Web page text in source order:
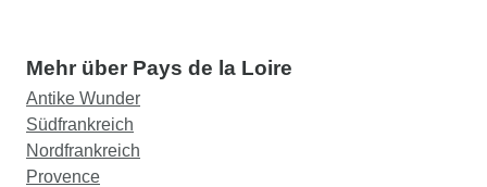
Mehr über Pays de la Loire
Antike Wunder
Südfrankreich
Nordfrankreich
Provence